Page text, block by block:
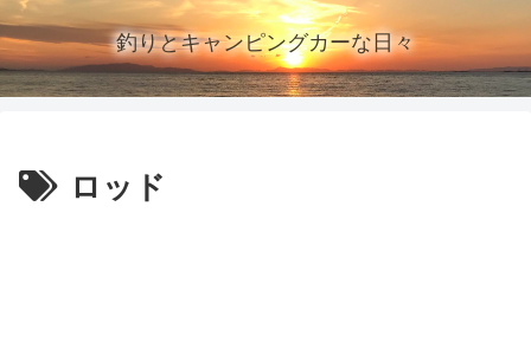
釣りとキャンピングカーな日々
ロッド